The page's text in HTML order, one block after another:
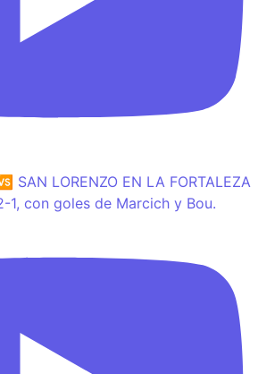
SAN LORENZO EN LA FORTALEZA
con goles de Marcich y Bou.